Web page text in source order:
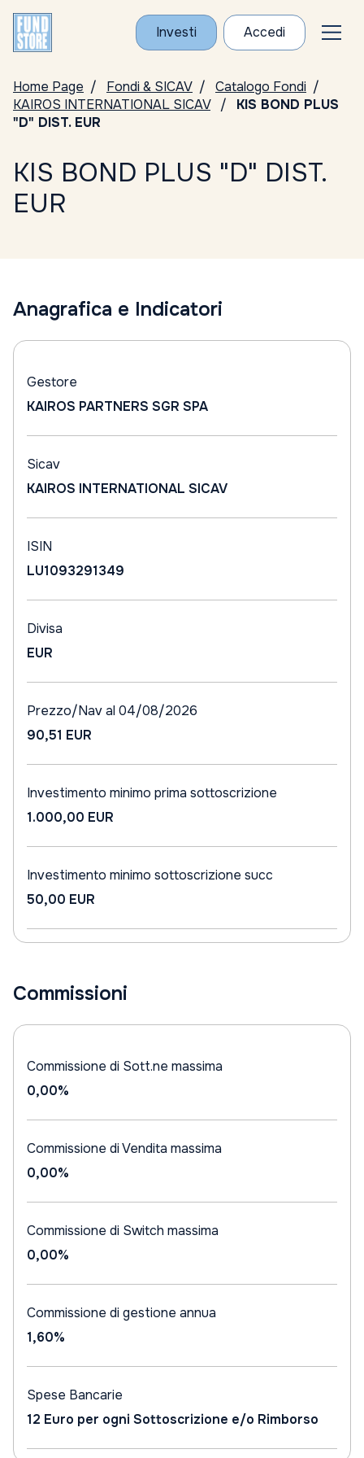
Investi Accedi
Home Page Fondi & SICAV
Catalogo Fondi
KAIROS INTERNATIONAL SICAV
KIS BOND PLUS
"D" DIST. EUR
KIS BOND PLUS "D" DIST.
EUR
Anagrafica e Indicatori
Gestore
KAIROS PARTNERS SGR SPA
Sicav
KAIROS INTERNATIONAL SICAV
ISIN
LU1093291349
Divisa
EUR
Prezzo/Nav al 04/08/2026
90,51 EUR
Investimento minimo prima sottoscrizione
1.000,00 EUR
Investimento minimo sottoscrizione succ
50,00 EUR
Commissioni
Commissione di Sott.ne massima
0,00%
Commissione di Vendita massima
0,00%
Commissione di Switch massima
0,00%
Commissione di gestione annua
1,60%
Spese Bancarie
12 Euro per ogni Sottoscrizione e/o Rimborso